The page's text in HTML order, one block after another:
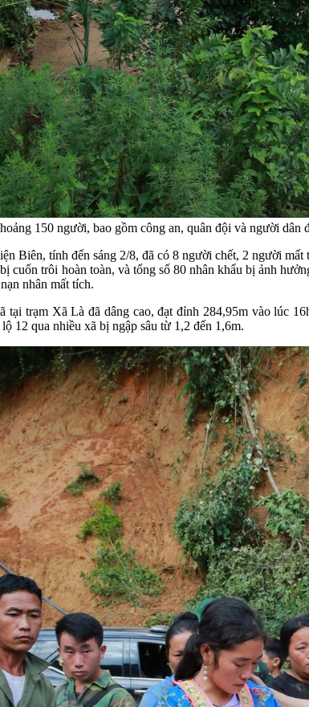
150 người, bao gồm công an, quân đội và người
Biên, tính đến sáng 2/8, đã có 8 người chết, 2 người
cuốn trôi hoàn toàn, và tổng số 80 nhân khẩu bị ảnh
nhân mất tích.
tại trạm Xã Là đã dâng cao, đạt đỉnh 284,95m vào lúc
12 qua nhiều xã bị ngập sâu từ 1,2 đến 1,6m.